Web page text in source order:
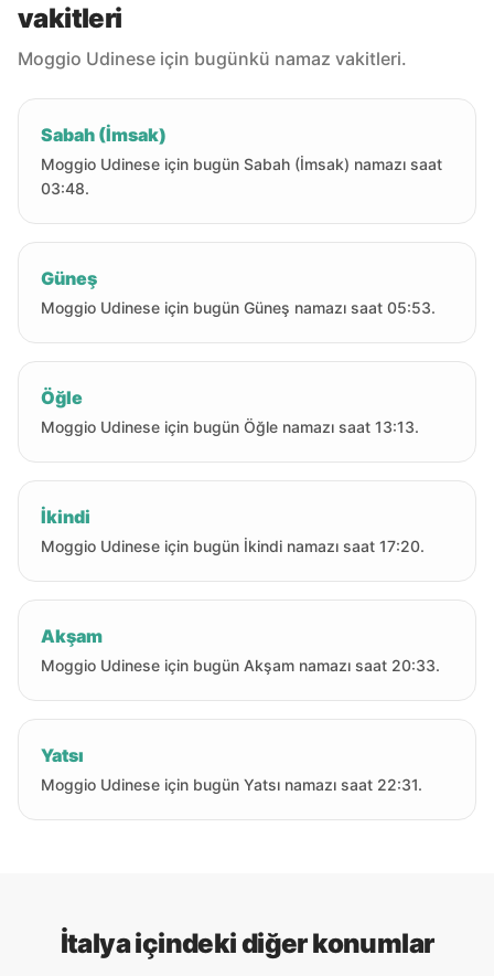
vakitleri
Moggio Udinese için bugünkü namaz vakitleri.
Sabah (İmsak)
Moggio Udinese için bugün Sabah (İmsak) namazı saat
03:48.
Güneş
Moggio Udinese için bugün Güneş namazı saat 05:53.
Öğle
Moggio Udinese için bugün Öğle namazı saat 13:13.
İkindi
Moggio Udinese için bugün İkindi namazı saat 17:20.
Akşam
Moggio Udinese için bugün Akşam namazı saat 20:33.
Yatsı
Moggio Udinese için bugün Yatsı namazı saat 22:31.
İtalya içindeki diğer konumlar